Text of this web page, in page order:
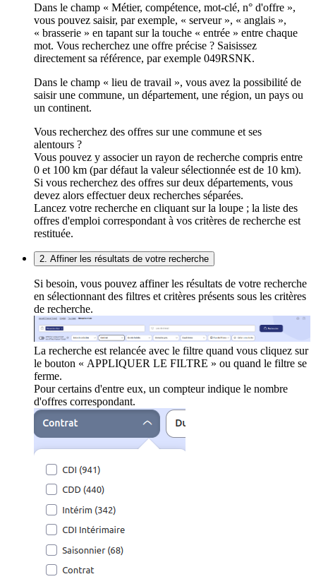
Dans le champ « Métier, compétence, mot-clé, n° d'offre »,
vous pouvez saisir, par exemple, « serveur », « anglais »,
« brasserie » en tapant sur la touche « entrée » entre chaque
mot. Vous recherchez une offre précise ? Saisissez
directement sa référence, par exemple 049RSNK.
Dans le champ « lieu de travail », vous avez la possibilité de
saisir une commune, un département, une région, un pays ou
un continent.
Vous recherchez des offres sur une commune et ses
alentours ?
Vous pouvez y associer un rayon de recherche compris entre
0 et 100 km (par défaut la valeur sélectionnée est de 10 km).
Si vous recherchez des offres sur deux départements, vous
devez alors effectuer deux recherches séparées.
Lancez votre recherche en cliquant sur la loupe ; la liste des
offres d'emploi correspondant à vos critères de recherche est
restituée.
2. Affiner les résultats de votre recherche
Si besoin, vous pouvez affiner les résultats de votre recherche
en sélectionnant des filtres et critères présents sous les critères
de recherche.
La recherche est relancée avec le filtre quand vous cliquez sur
le bouton « APPLIQUER LE FILTRE » ou quand le filtre se
ferme.
Pour certains d'entre eux, un compteur indique le nombre
d'offres correspondant.